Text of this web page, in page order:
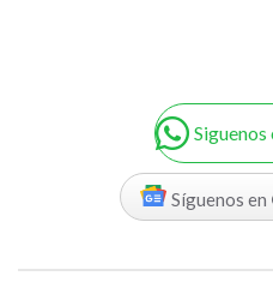
Síguenos en